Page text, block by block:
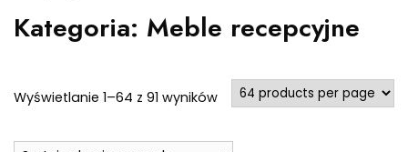
Kategoria: Meble recepcyjne
Wyświetlanie 1–64 z 91 wynikówPosortowane
najnowszych